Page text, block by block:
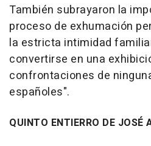
También subrayaron la
proceso de exhumación
la estricta intimidad
convertirse en una
confrontaciones de
españoles".
QUINTO ENTIERRO DE JOSÉ